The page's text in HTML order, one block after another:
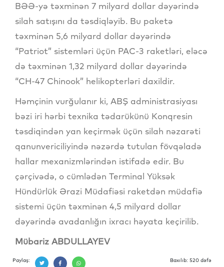
BƏƏ-yə təxminən 7 milyard dollar dəyərində
silah satışını da təsdiqləyib. Bu paketə
təxminən 5,6 milyard dollar dəyərində
“Patriot” sistemləri üçün PAC-3 raketləri, eləcə
də təxminən 1,32 milyard dollar dəyərində
“CH-47 Chinook” helikopterləri daxildir.
Həmçinin vurğulanır ki, ABŞ administrasiyası
bəzi iri hərbi texnika tədarükünü Konqresin
təsdiqindən yan keçirmək üçün silah nəzarəti
qanunvericiliyində nəzərdə tutulan fövqəladə
hallar mexanizmlərindən istifadə edir. Bu
çərçivədə, o cümlədən Terminal Yüksək
Hündürlük Ərazi Müdafiəsi raketdən müdafiə
sistemi üçün təxminən 4,5 milyard dollar
dəyərində avadanlığın ixracı həyata keçirilib.
Mübariz ABDULLAYEV
Paylaş: Baxılıb: 520 dəfə